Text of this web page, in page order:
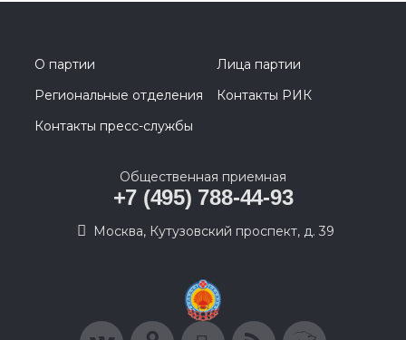
О партии
Лица партии
Региональные отделения
Контакты РИК
Контакты пресс-службы
Общественная приемная
+7 (495) 788-44-93
Москва, Кутузовский проспект, д. 39